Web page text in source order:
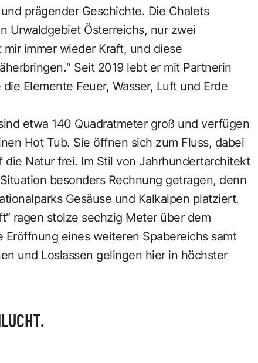
prägender Geschichte. Die Chalets
Urwaldgebiet Österreichs, nur zwei
immer wieder Kraft, und diese
Seit 2019 lebt er mit Partnerin
Elemente Feuer, Wasser, Luft und Erde
etwa 140 Quadratmeter groß und verfügen
Hot Tub. Sie öffnen sich zum Fluss, dabei
Natur frei. Im Stil von Jahrhundertarchitekt
besonders Rechnung getragen, denn
Gesäuse und Kalkalpen platziert.
ragen stolze sechzig Meter über dem
eines weiteren Spabereichs samt
und Loslassen gelingen hier in höchster